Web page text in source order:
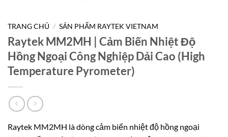
TRANG CHỦ / SẢN PHẨM RAYTEK VIETNAM
Raytek MM2MH | Cảm Biến Nhiệt Độ
Hồng Ngoại Công Nghiệp Dải Cao (High
Temperature Pyrometer)
Raytek MM2MH là dòng cảm biến nhiệt độ hồng ngoại